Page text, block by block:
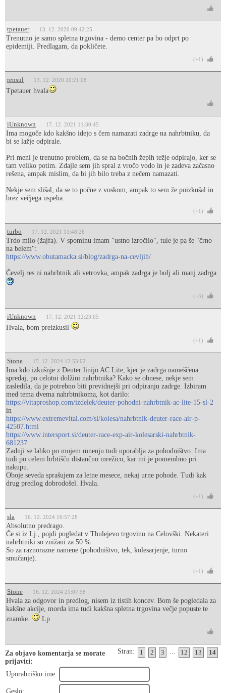
tpetauer 13. 12. 2020 09:42:25
Trenutno je samo spletna trgovina - demo center pa bo odprt po
epidemiji. Predlagam, da pokličete.
(+1)
rensul 13. 12. 2020 20:21:08
Tpetauer hvala
iUnknown 17. 12. 2021 11:30:45
Ima mogoče kdo kakšno idejo s čem namazati zadrge na nahrbtniku, da
bi se lažje odpirale.
Pri meni je trenutno problem, da se na bočnih žepih težje odpirajo, ker se
tam veliko potim. Zdajle sem jih spral z vročo vodo in je zadeva začasno
rešena, ampak mislim, da bi jih bilo treba z nečem namazati.
Nekje sem slišal, da se to počne z voskom, ampak to sem že poizkušal in
brez večjega uspeha.
(+1)
turbo 17. 12. 2021 11:48:26
Trdo milo (žajfa). V spominu imam "ustno izročilo", tule je pa še "črno
na belem":
https://www.obutamacka.si/blog/zadrga-na-cevljih/
Čevelj res ni nahrbtnik ali vetrovka, ampak zadrga je bolj ali manj zadrga
(+3)
iUnknown 17. 12. 2021 12:23:05
Hvala, bom preizkusil
(+1)
Stone 15. 12. 2024 12:53:02
Ima kdo izkušnje z Deuter linijo AC Lite, kjer je zadrga nameščena
spredaj, po celotni dolžini nahrbtnika? Kako se obnese, nekje sem
zasledila, da je potrebno biti previdnejši pri odpiranju zadrge. Izbiram
med tema dvema nahrbtnikoma, kot darilo:
https://vitaproshop.com/izdelek/deuter-pohodni-nahrbtnik-ac-lite-15-sl-2
in
https://www.extremevital.com/sl/kolesa/nahrbtnik-deuter-race-air-p-
42507.html
https://www.intersport.si/deuter-race-exp-air-kolesarski-nahrbtnik-
681237
Zadnji se lahko po mojem mnenju tudi uporablja za pohodništvo. Ima
tudi po celem hrbtišču distančno mrežico, kar mi je pomembno pri
nakupu.
Oboje seveda sprašujem za letne mesece, nekaj urne pohode. Tudi kak
drug predlog dobrodošel. Hvala.
(+1)
sla 16. 12. 2024 16:57:28
Absolutno predrago.
Če si iz Lj., pojdi pogledat v Thulejevo trgovino na Celovški. Nekateri
nahrbtniki so znižani za 50 %.
So za raznorazne namene (pohodništvo, tek, kolesarjenje, turno
smučanje).
(+1)
Stone 16. 12. 2024 21:07:58
Hvala za odgovor in predlog, nisem iz tistih koncev. Bom še pogledala za
kakšne akcije, morda ima tudi kakšna spletna trgovina večje popuste te
znamke.
Lp
Stran: 1 2 3 ... 12 13 14
Za objavo komentarja se morate
prijaviti:
Uporabniško ime:
Geslo: